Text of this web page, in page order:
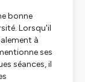
bonne
Lorsqu'il
à
ses
séances, il